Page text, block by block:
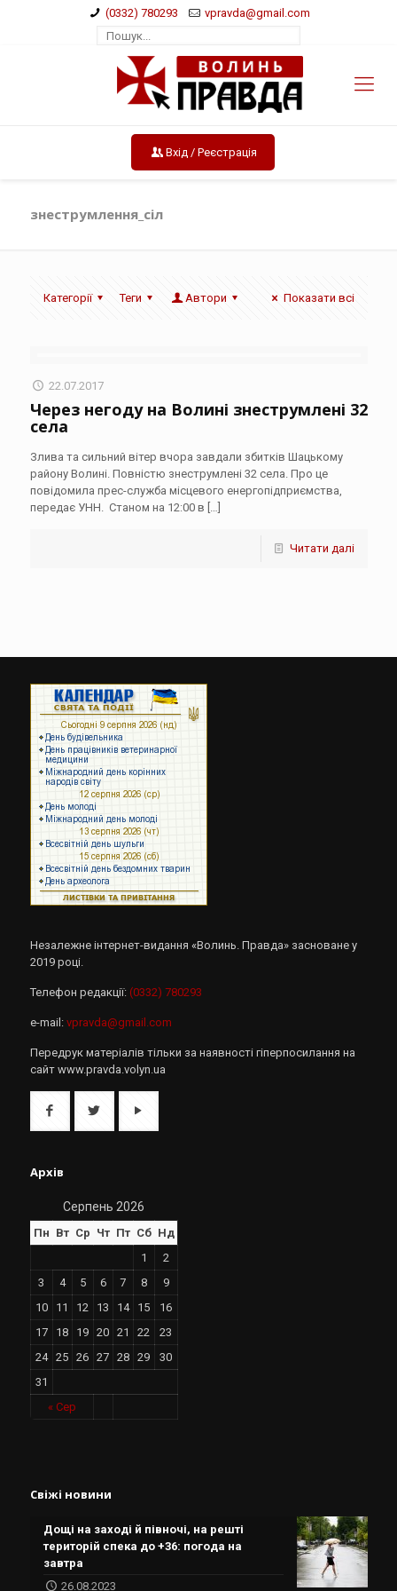
(0332) 780293 vpravda@gmail.com
Вхід / Реєстрація
знеструмлення_сіл
Категорії Теги Автори Показати всі
22.07.2017
Через негоду на Волині знеструмлені 32
села
Злива та сильний вітер вчора завдали збитків Шацькому
району Волині. Повністю знеструмлені 32 села. Про це
повідомила прес-служба місцевого енергопідприємства,
передає УНН. Станом на 12:00 в […]
Читати далі
Незалежне інтернет-видання «Волинь. Правда» засноване у
2019 році.
Телефон редакції: (0332) 780293
e-mail: vpravda@gmail.com
Передрук матеріалів тільки за наявності гіперпосилання на
сайт www.pravda.volyn.ua
Архів
Серпень 2026
Пн Вт Ср Чт Пт Сб Нд
« Сер
1
2
3
4 5 6 7 8
9
10
11 12 13 14 15
16
17
18 19 20 21 22
23
24
25 26 27 28 29
30
31
Свіжі новини
Дощі на заході й півночі, на решті
територій спека до +36: погода на
завтра
26.08.2023